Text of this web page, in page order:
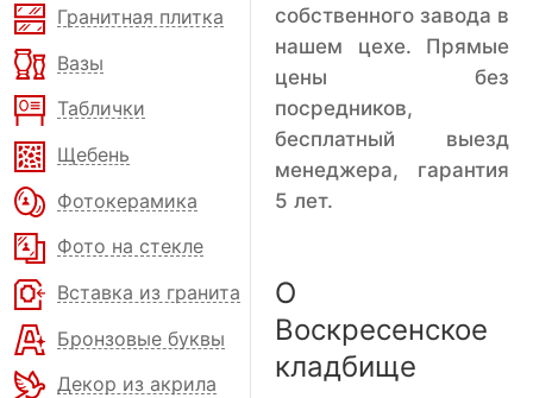
Гранитная плитка
Вазы
Таблички
Щебень
Фотокерамика
Фото на стекле
Вставка из гранита
Бронзовые буквы
Декор из акрила
собственного завода в
нашем цехе. Прямые
цены без
посредников,
бесплатный выезд
менеджера, гарантия
5 лет.
О
Воскресенское
кладбище